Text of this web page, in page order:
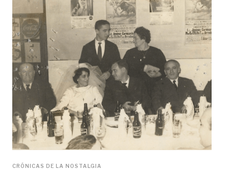
CRÓNICAS DE LA NOSTALGIA